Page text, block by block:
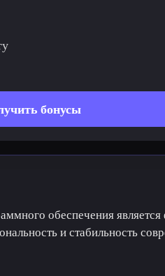
бонусы
обеспечения
и стабильность